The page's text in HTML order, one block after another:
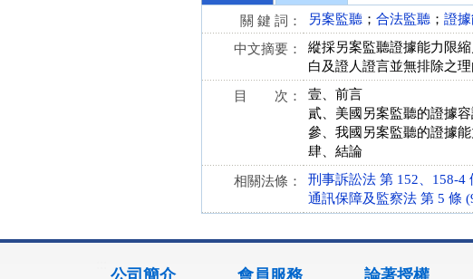
關 鍵 詞：
另案監聽 ； 合法監聽 ； 證據
中文摘要：
縱採另案監聽證據能力限
白及證人證言並無排除之理
目 次：
壹、前言
貳、美國另案監聽的證據
參、我國另案監聽的證據能
肆、結論
相關法條：
刑事訴訟法 第 152、158-4
通訊保障及監察法 第 5 條
公司簡介 會員服務 論著授權